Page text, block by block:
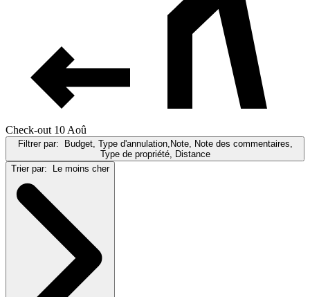
Check-out 10 Aoû
Filtrer par:
Budget, Type d'annulation,Note, Note des commentaires,
Type de propriété, Distance
Trier par:
Le moins cher